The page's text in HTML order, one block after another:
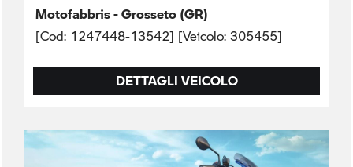
Motofabbris - Grosseto (GR)
[Cod: 1247448-13542] [Veicolo: 305455]
DETTAGLI VEICOLO